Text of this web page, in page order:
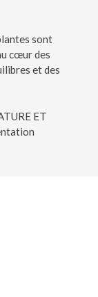
sont
cœur des
et des
ET